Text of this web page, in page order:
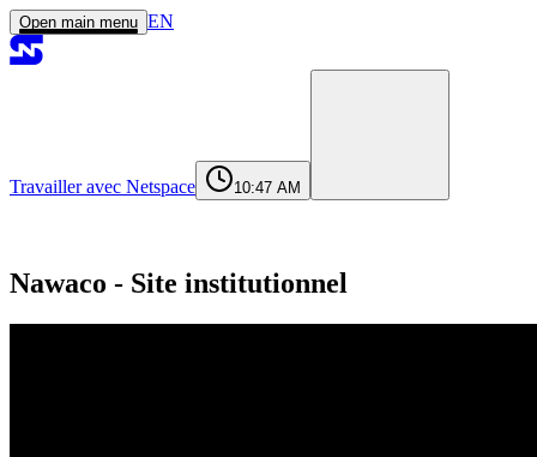
Open main menu EN
Travailler avec Netspace 10:47 AM
Nawaco - Site institutionnel